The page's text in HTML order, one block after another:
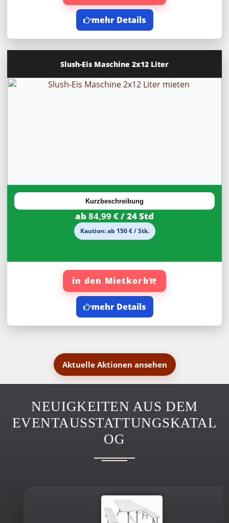
mehr Details
Slush-Eis Maschine 2x12 Liter
20%
Rabatt Kurzbeschreibung
ab84,99 €/ 24 Std
Kaution: ab 150 € / Stk.
in den Mietkorb
mehr Details
Aktuelle Aktionen ansehen
NEUIGKEITEN AUS DEM
EVENTAUSSTATTUNGSKATAL
OG